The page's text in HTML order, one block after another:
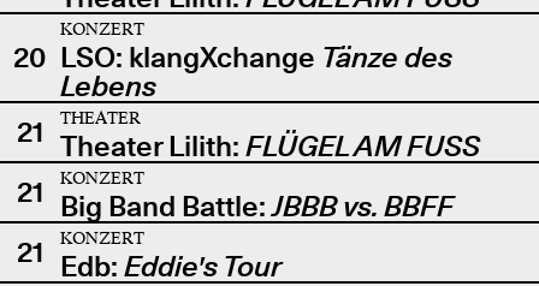
20
KONZERT
LSO: klangXchange Tänze des
Lebens
21
THEATER
Theater Lilith: FLÜGEL AM FUSS
21
KONZERT
Big Band Battle:JBBB vs. BBFF
21
KONZERT
Edb: Eddie's Tour